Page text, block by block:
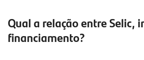
Qual a relação entre Selic,
financiamento?